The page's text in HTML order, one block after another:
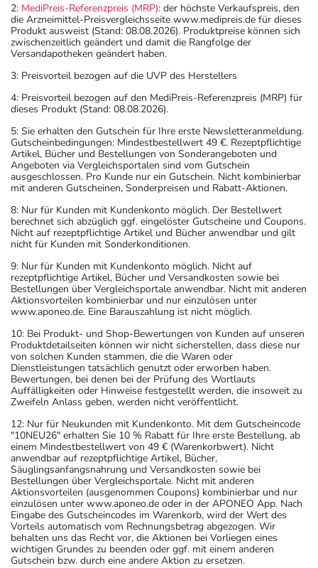
2: MediPreis-Referenzpreis (MRP): der höchste Verkaufspreis, den
die Arzneimittel-Preisvergleichsseite www.medipreis.de für dieses
Produkt ausweist (Stand: 08.08.2026). Produktpreise können sich
zwischenzeitlich geändert und damit die Rangfolge der
Versandapotheken geändert haben.
3: Preisvorteil bezogen auf die UVP des Herstellers
4: Preisvorteil bezogen auf den MediPreis-Referenzpreis (MRP) für
dieses Produkt (Stand: 08.08.2026).
5: Sie erhalten den Gutschein für Ihre erste Newsletteranmeldung.
Gutscheinbedingungen: Mindestbestellwert 49 €. Rezeptpflichtige
Artikel, Bücher und Bestellungen von Sonderangeboten und
Angeboten via Vergleichsportalen sind vom Gutschein
ausgeschlossen. Pro Kunde nur ein Gutschein. Nicht kombinierbar
mit anderen Gutscheinen, Sonderpreisen und Rabatt-Aktionen.
8: Nur für Kunden mit Kundenkonto möglich. Der Bestellwert
berechnet sich abzüglich ggf. eingelöster Gutscheine und Coupons.
Nicht auf rezeptpflichtige Artikel und Bücher anwendbar und gilt
nicht für Kunden mit Sonderkonditionen.
9: Nur für Kunden mit Kundenkonto möglich. Nicht auf
rezeptpflichtige Artikel, Bücher und Versandkosten sowie bei
Bestellungen über Vergleichsportale anwendbar. Nicht mit anderen
Aktionsvorteilen kombinierbar und nur einzulösen unter
www.aponeo.de. Eine Barauszahlung ist nicht möglich.
10: Bei Produkt- und Shop-Bewertungen von Kunden auf unseren
Produktdetailseiten können wir nicht sicherstellen, dass diese nur
von solchen Kunden stammen, die die Waren oder
Dienstleistungen tatsächlich genutzt oder erworben haben.
Bewertungen, bei denen bei der Prüfung des Wortlauts
Auffälligkeiten oder Hinweise festgestellt werden, die insoweit zu
Zweifeln Anlass geben, werden nicht veröffentlicht.
12: Nur für Neukunden mit Kundenkonto. Mit dem Gutscheincode
"10NEU26" erhalten Sie 10 % Rabatt für Ihre erste Bestellung, ab
einem Mindestbestellwert von 49 € (Warenkorbwert). Nicht
anwendbar auf rezeptpflichtige Artikel, Bücher,
Säuglingsanfangsnahrung und Versandkosten sowie bei
Bestellungen über Vergleichsportale. Nicht mit anderen
Aktionsvorteilen (ausgenommen Coupons) kombinierbar und nur
einzulösen unter www.aponeo.de oder in der APONEO App. Nach
Eingabe des Gutscheincodes im Warenkorb, wird der Wert des
Vorteils automatisch vom Rechnungsbetrag abgezogen. Wir
behalten uns das Recht vor, die Aktionen bei Vorliegen eines
wichtigen Grundes zu beenden oder ggf. mit einem anderen
Gutschein bzw. durch eine andere Aktion zu ersetzen.